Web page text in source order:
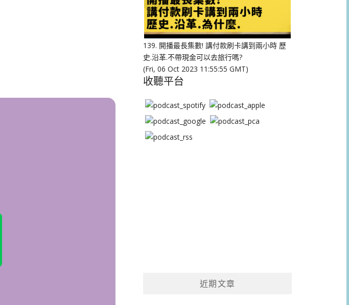
降
低
量。
139. 開播最長集數! 講付款刷卡講到兩小時 歷
史.沿革.不帶現金可以去旅行嗎?
(Fri, 06 Oct 2023 11:55:55 GMT)
收聽平台
近期文章